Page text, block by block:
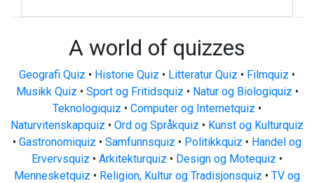
A world of quizzes
Geografi Quiz • Historie Quiz • Litteratur Quiz • Filmquiz •
Musikk Quiz • Sport og Fritidsquiz • Natur og Biologiquiz •
Teknologiquiz • Computer og Internetquiz •
Naturvitenskapquiz • Ord og Språkquiz • Kunst og Kulturquiz
• Gastronomiquiz • Samfunnsquiz • Politikkquiz • Handel og
Ervervsquiz • Arkitekturquiz • Design og Motequiz •
Mennesketquiz • Religion, Kultur og Tradisjonsquiz • TV og